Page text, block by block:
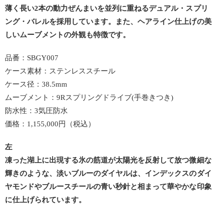
薄く長い2本の動力ぜんまいを並列に重ねるデュアル・スプリ
ング・バレルを採用しています。また、ヘアライン仕上げの美
しいムーブメントの外観も特徴です。
品番：SBGY007
ケース素材：ステンレススチール
ケース径：38.5mm
ムーブメント：9Rスプリングドライブ(手巻きつき)
防水性：3気圧防水
価格：1,155,000円（税込）
左
凍った湖上に出現する氷の筋道が太陽光を反射して放つ微細な
輝きのような、淡いブルーのダイヤルは、インデックスのダイ
ヤモンドやブルースチールの青い秒針と相まって華やかな印象
に仕上げられています。